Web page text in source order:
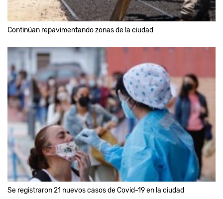
Continúan repavimentando zonas de la ciudad
Se registraron 21 nuevos casos de Covid-19 en la ciudad